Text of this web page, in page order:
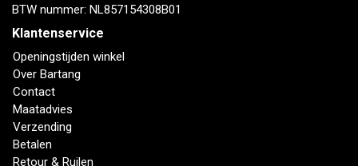
BTW nummer: NL857154308B01
Klantenservice
Openingstijden winkel
Over Bartang
Contact
Maatadvies
Verzending
Betalen
Retour & Ruilen